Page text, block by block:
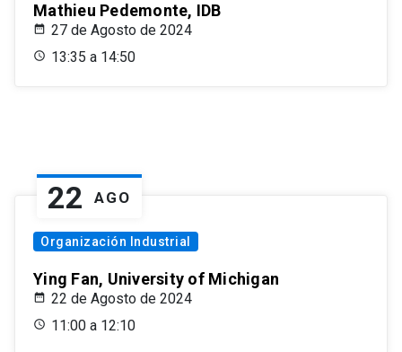
Mathieu Pedemonte, IDB
27 de Agosto de 2024
13:35 a 14:50
22 AGO
Organización Industrial
Ying Fan, University of Michigan
22 de Agosto de 2024
11:00 a 12:10